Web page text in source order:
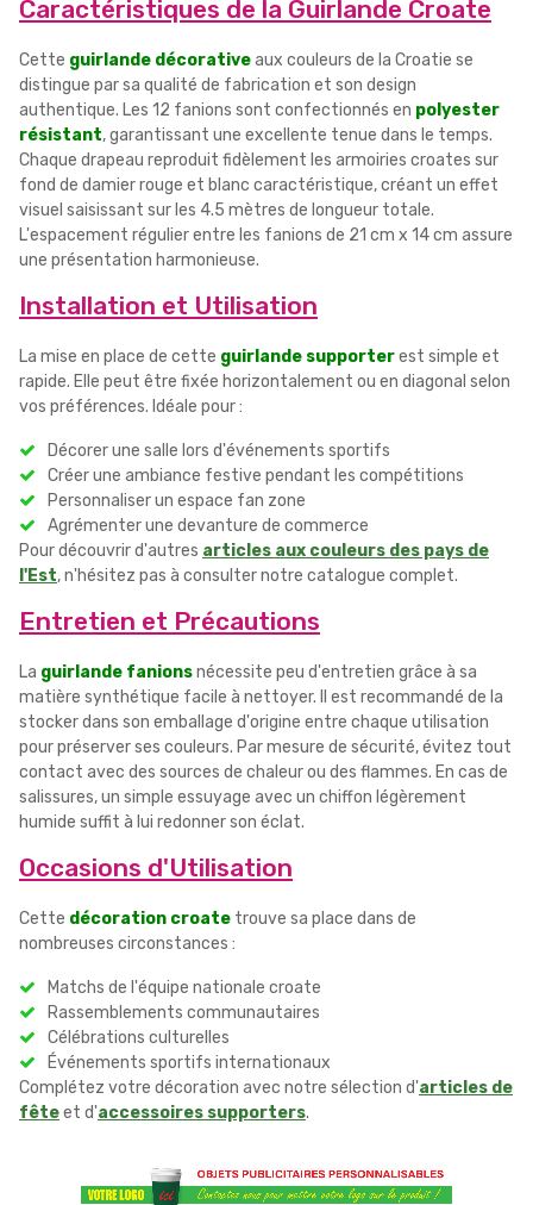
Caractéristiques de la Guirlande Croate
Cette guirlande décorativeaux couleurs de la Croatie se
distingue par sa qualité de fabrication et son design
authentique. Les 12 fanions sont confectionnés en polyester
résistant, garantissant une excellente tenue dans le temps.
Chaque drapeau reproduit fidèlement les armoiries croates sur
fond de damier rouge et blanc caractéristique, créant un effet
visuel saisissant sur les 4.5 mètres de longueur totale.
L'espacement régulier entre les fanions de 21 cm x 14 cm assure
une présentation harmonieuse.
Installation et Utilisation
La mise en place de cette guirlande supporterest simple et
rapide. Elle peut être fixée horizontalement ou en diagonal selon
vos préférences. Idéale pour :
Décorer une salle lors d'événements sportifs
Créer une ambiance festive pendant les compétitions
Personnaliser un espace fan zone
Agrémenter une devanture de commerce
Pour découvrir d'autres articles aux couleurs des pays de
l'Est, n'hésitez pas à consulter notre catalogue complet.
Entretien et Précautions
La guirlande fanionsnécessite peu d'entretien grâce à sa
matière synthétique facile à nettoyer. Il est recommandé de la
stocker dans son emballage d'origine entre chaque utilisation
pour préserver ses couleurs. Par mesure de sécurité, évitez tout
contact avec des sources de chaleur ou des flammes. En cas de
salissures, un simple essuyage avec un chiffon légèrement
humide suffit à lui redonner son éclat.
Occasions d'Utilisation
Cette décoration croate trouve sa place dans de
nombreuses circonstances :
Matchs de l'équipe nationale croate
Rassemblements communautaires
Célébrations culturelles
Événements sportifs internationaux
Complétez votre décoration avec notre sélection d'articles de
fêteet d'accessoires supporters.